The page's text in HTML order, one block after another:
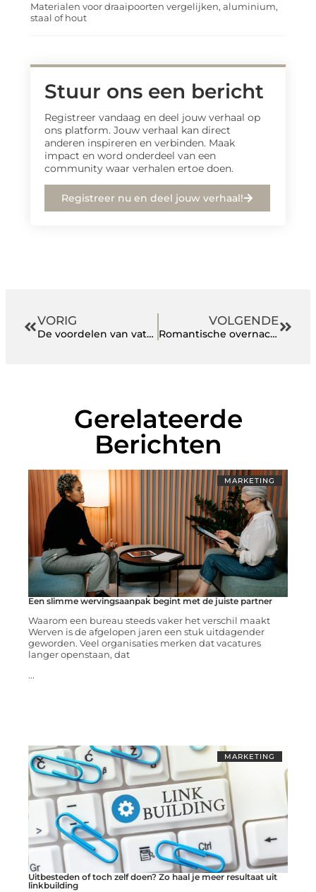
Materialen voor draaipoorten vergelijken, aluminium,
staal of hout
Stuur ons een bericht
Registreer vandaag en deel jouw verhaal op
ons platform. Jouw verhaal kan direct
anderen inspireren en verbinden. Maak
impact en word onderdeel van een
community waar verhalen ertoe doen.
Registreer nu en deel jouw verhaal!
VORIG
De voordelen van vatenkantelaars als tilhulp op de werkvloer
VOLGENDE
Romantische overnachtingen voor verliefde stellen
Gerelateerde
Berichten
MARKETING
Een slimme wervingsaanpak begint met de juiste partner
Waarom een bureau steeds vaker het verschil maakt
Werven is de afgelopen jaren een stuk uitdagender
geworden. Veel organisaties merken dat vacatures
langer openstaan, dat
...
MARKETING
Uitbesteden of toch zelf doen? Zo haal je meer resultaat uit
linkbuilding